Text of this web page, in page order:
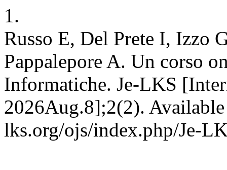
1.
Russo E, Del Prete I, Izzo
Pappalepore A. Un corso
Informatiche. Je-LKS
2026Aug.8];2(2).
lks.org/ojs/index.php/Je-